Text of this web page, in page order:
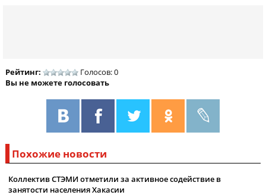
Рейтинг:
Голосов: 0
Вы не можете голосовать
Похожие новости
Коллектив СТЭМИ отметили за активное содействие в
занятости населения Хакасии